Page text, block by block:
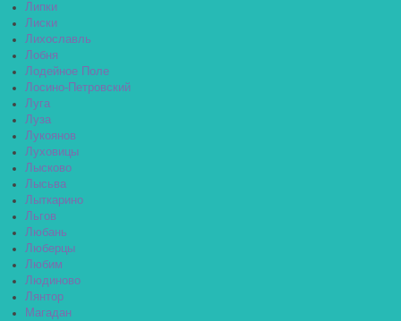
Липки
Лиски
Лихославль
Лобня
Лодейное Поле
Лосино-Петровский
Луга
Луза
Лукоянов
Луховицы
Лысково
Лысьва
Лыткарино
Льгов
Любань
Люберцы
Любим
Людиново
Лянтор
Магадан